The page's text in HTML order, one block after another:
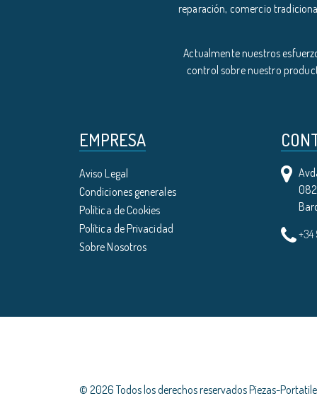
reparación, comercio
Actualmente nuestros
control sobre nuestro
EMPRESA
Aviso Legal
Condiciones generales
Política de Cookies
Política de Privacidad
Sobre Nosotros
© 2026 Todos los derechos reservados Piezas-